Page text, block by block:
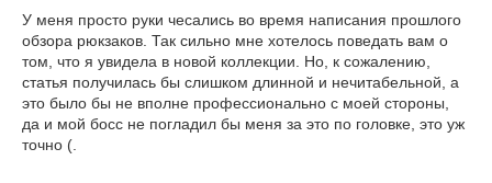
У меня просто руки чесались во время написания прошлого
обзора рюкзаков. Так сильно мне хотелось поведать вам о
том, что я увидела в новой коллекции. Но, к сожалению,
статья получилась бы слишком длинной и нечитабельной, а
это было бы не вполне профессионально с моей стороны,
да и мой босс не погладил бы меня за это по головке, это уж
точно (.